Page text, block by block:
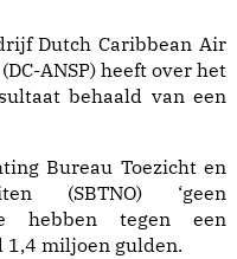
Dutch Caribbean Air
ANSP) heeft over het
behaald van een
Bureau Toezicht en
(SBTNO) ‘geen
hebben tegen een
miljoen gulden.